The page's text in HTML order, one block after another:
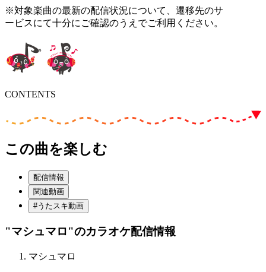
※対象楽曲の最新の配信状況について、遷移先のサ
ービスにて十分にご確認のうえでご利用ください。
CONTENTS
この曲を楽しむ
配信情報
関連動画
#うたスキ動画
"マシュマロ"のカラオケ配信情報
マシュマロ